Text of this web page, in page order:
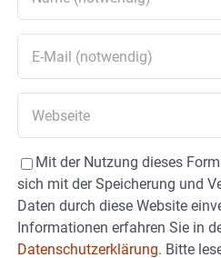
Mit der Nutzung dieses
sich mit der Speicherung und
Daten durch diese Website
Informationen erfahren Sie in
Datenschutzerklärung. Bitte